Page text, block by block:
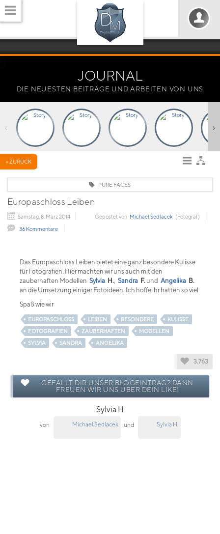
JOURNAL
DIE NEUESTEN BEITRÄGE UND ARBEITEN VON UNS
‹ ›
« ZURÜCK
PURE FACES
Europaschloss Leiben
Samstag, 8. März 2014 Gepostet von Michael Sedlacek (Fotograf)
36 Kommentare
Das Europaschloss Leiben bietet eine ganz besondere Kulisse
für Fotografien. Hier machten wir uns auch mit den
zauberhaften Modellen Sylvia H., Sandra F. und Angelika B.
an die Umsetzung einiger Fotoideen. Ich hoffe ihr hatten so viel
Spaß wie wir
EUROPASCHLOSS LEIBEN BESONDERE
KULISSE
FOTOGRAFIEN
ZAUBERHAFTEN
MODELLEN
SYLVIA
SANDRA ANGELIKA
3.763
GEFÄLLT DIR UNSER BLOGEINTRAG? DANN
FREUEN WIR UNS ÜBER DEIN LIKE!
Sylvia H
von Michael Sedlacek und Sylvia H.